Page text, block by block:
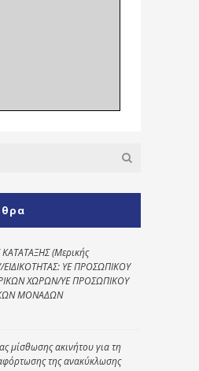
(Μερικής
ΥΕ ΠΡΟΣΩΠΙΚΟΥ
ΧΩΡΩΝ/ΥΕ ΠΡΟΣΩΠΙΚΟΥ
ΜΟΝΑΔΩΝ
μίσθωσης ακινήτου για τη
της ανακύκλωσης